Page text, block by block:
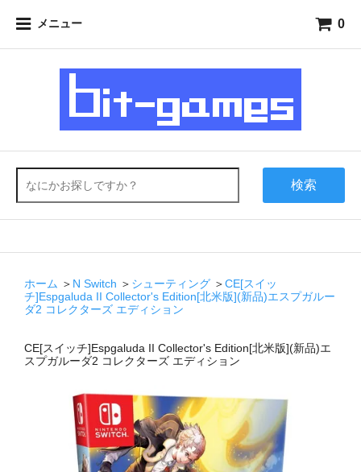
メニュー 0
検索
ホーム ＞ N Switch ＞ シューティング ＞CE[スイッ
チ]Espgaluda II Collector's Edition[北米版](新品)エスプガルー
ダ2 コレクターズ エディション
CE[スイッチ]Espgaluda II Collector's Edition[北米版](新品)エ
スプガルーダ2 コレクターズ エディション